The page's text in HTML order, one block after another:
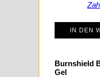
IN DEN
Burnshield
Gel